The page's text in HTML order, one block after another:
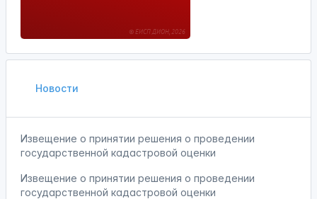
Новости
Извещение о принятии решения о проведении
государственной кадастровой оценки
Извещение о принятии решения о проведении
государственной кадастровой оценки